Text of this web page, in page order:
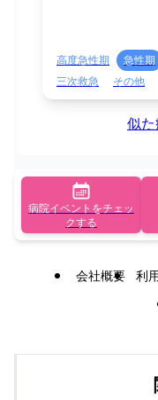
高度急性期 急性期
三次救急
その他
似
病院イベントをチェッ
クする
会社概要 利